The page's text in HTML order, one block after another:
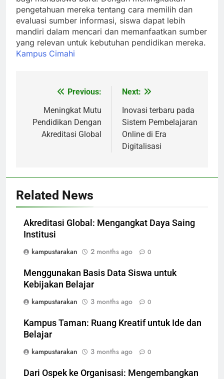
pengetahuan mereka tentang cara memilih dan
evaluasi sumber informasi, siswa dapat lebih
mandiri dalam mencari dan memanfaatkan sumber
yang relevan untuk kebutuhan pendidikan mereka.
Kampus Cimahi
navigation
Previous:
Meningkat Mutu
Pendidikan Dengan
Akreditasi Global
Next:
Inovasi terbaru pada
Sistem Pembelajaran
Online di Era
Digitalisasi
Related News
Akreditasi Global: Mengangkat Daya Saing
Institusi
kampustarakan
2 months ago 0
Menggunakan Basis Data Siswa untuk
Kebijakan Belajar
kampustarakan
3 months ago 0
Kampus Taman: Ruang Kreatif untuk Ide dan
Belajar
kampustarakan
3 months ago 0
Dari Ospek ke Organisasi: Mengembangkan